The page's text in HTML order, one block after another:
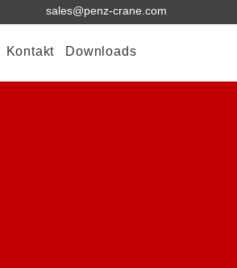
sales@penz-crane.com
Kontakt Downloads